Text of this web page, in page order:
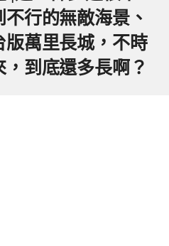
行的無敵海景、
版萬里長城，不時
，到底還多長啊？